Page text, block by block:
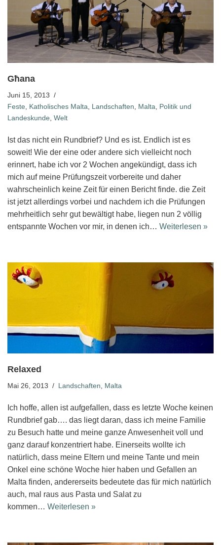
Għana
Juni 15, 2013
Feste
Katholisches Malta Landschaften Malta
Politik und
Landeskunde Welt
Ist das nicht ein Rundbrief? Und es ist. Endlich ist es
soweit! Wie der eine oder andere sich vielleicht noch
erinnert, habe ich vor 2 Wochen angekündigt, dass ich
mich auf meine Prüfungszeit vorbereite und daher
wahrscheinlich keine Zeit für einen Bericht finde. die Zeit
ist jetzt allerdings vorbei und nachdem ich die Prüfungen
mehrheitlich sehr gut bewältigt habe, liegen nun 2 völlig
entspannte Wochen vor mir, in denen ich… Weiterlesen »
Relaxed
Mai 26, 2013 Landschaften, Malta
Ich hoffe, allen ist aufgefallen, dass es letzte Woche keinen
Rundbrief gab…. das liegt daran, dass ich meine Familie
zu Besuch hatte und meine ganze Anwesenheit voll und
ganz darauf konzentriert habe. Einerseits wollte ich
natürlich, dass meine Eltern und meine Tante und mein
Onkel eine schöne Woche hier haben und Gefallen an
Malta finden, andererseits bedeutete das für mich natürlich
auch, mal raus aus Pasta und Salat zu
kommen… Weiterlesen »